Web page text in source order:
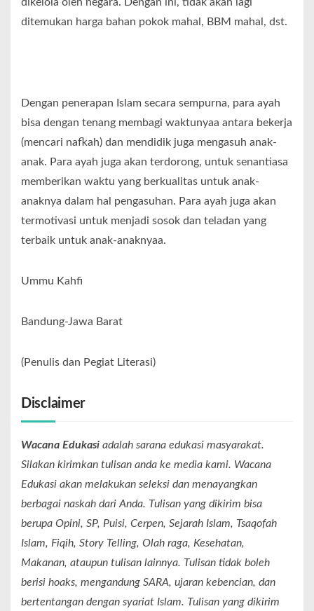
ditemukan harga bahan pokok mahal, BBM mahal, dst.
Dengan penerapan Islam secara sempurna, para ayah
bisa dengan tenang membagi waktunyaa antara bekerja
(mencari nafkah) dan mendidik juga mengasuh anak-
anak. Para ayah juga akan terdorong, untuk senantiasa
memberikan waktu yang berkualitas untuk anak-
anaknya dalam hal pengasuhan. Para ayah juga akan
termotivasi untuk menjadi sosok dan teladan yang
terbaik untuk anak-anaknyaa.
Ummu Kahfi
Bandung-Jawa Barat
(Penulis dan Pegiat Literasi)
Disclaimer
Wacana Edukasi adalah sarana edukasi masyarakat.
Silakan kirimkan tulisan anda ke media kami. Wacana
Edukasi akan melakukan seleksi dan menayangkan
berbagai naskah dari Anda. Tulisan yang dikirim bisa
berupa Opini, SP, Puisi, Cerpen, Sejarah Islam, Tsaqofah
Islam, Fiqih, Story Telling, Olah raga, Kesehatan,
Makanan, ataupun tulisan lainnya. Tulisan tidak boleh
berisi hoaks, mengandung SARA, ujaran kebencian, dan
bertentangan dengan syariat Islam. Tulisan yang dikirim